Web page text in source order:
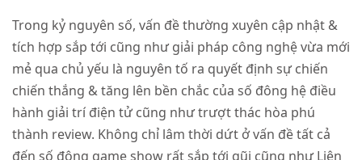
Trong kỷ nguyên số, vấn đề thường xuyên cập nhật &
tích hợp sắp tới cũng như giải pháp công nghệ vừa mới
mẻ qua chủ yếu là nguyên tố ra quyết định sự chiến
chiến thắng & tăng lên bền chắc của số đông hệ điều
hành giải trí điện tử cũng như trượt thác hòa phú
thành review. Không chỉ lâm thời dứt ở vấn đề tất cả
đến số đông game show rất sắp tới gũi cũng như Liên